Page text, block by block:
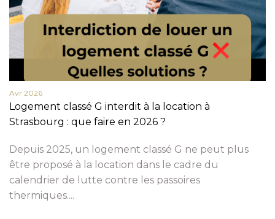
Avr 2026
Logement classé G interdit à la location à
Strasbourg : que faire en 2026 ?
Depuis 2025, un logement classé G ne peut plus
être proposé à la location dans le cadre du
calendrier de lutte contre les passoires
thermiques....